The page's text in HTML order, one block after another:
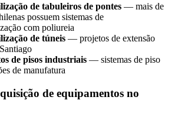
de tabuleiros de pontes — mais de
possuem sistemas de
com poliureia
de túneis — projetos de extensão
de pisos industriais — sistemas de piso
de manufatura
de equipamentos no